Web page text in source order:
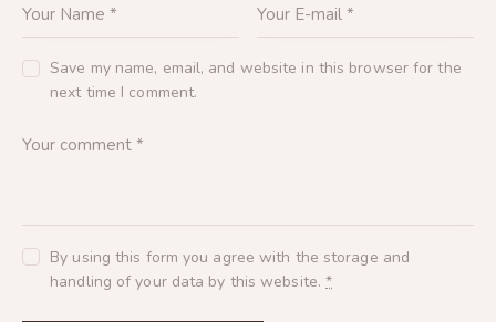
Save my name, email, and website in this browser for the
next time I comment.
By using this form you agree with the storage and
handling of your data by this website.*